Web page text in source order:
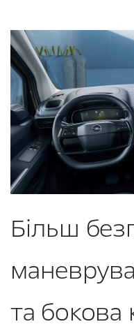
Більш
та бокова